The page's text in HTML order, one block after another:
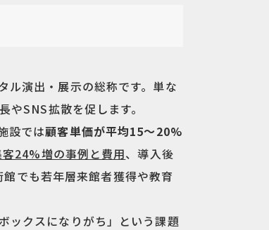
ル演出・展示の総称です。単な
SNS拡散を促します。
設では顧客単価が平均15〜20%
24%増の事例と費用、導入後
でも若年層来館者獲得や教育
ックスになりがち」という課題